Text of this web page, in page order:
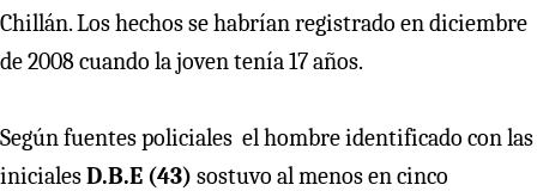
Chillán. Los hechos se habrían registrado en diciembre
de 2008 cuando la joven tenía 17 años.
Según fuentes policiales el hombre identificado con las
inicialesD.B.E (43) sostuvo al menos en cinco